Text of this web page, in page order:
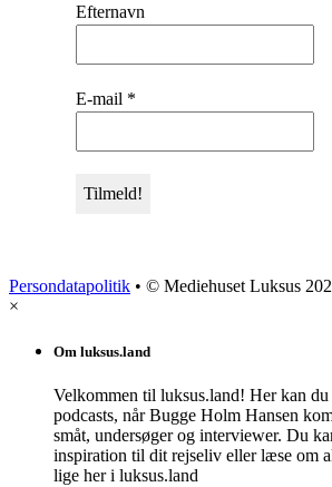
Efternavn
E-mail *
Persondatapolitik • © Mediehuset Luksus
×
Om luksus.land
Velkommen til luksus.land! Her kan
podcasts, når Bugge Holm Hansen
småt, undersøger og interviewer. Du
inspiration til dit rejseliv eller læse om
lige her i luksus.land